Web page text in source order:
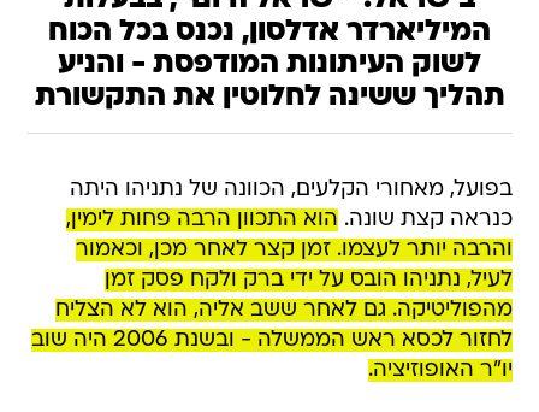
המיליארדר אדלסון, נכנס בכל הכוח
לשוק העיתונות המודפסת - והניע
תהליך ששינה לחלוטין את התקשורת
בפועל, מאחורי הקלעים, הכוונה של נתניהו היתה
כנראה קצת שונה. הוא התכוון הרבה פחות לימין,
והרבה יותר לעצמו. זמן קצר לאחר מכן, וכאמור
לעיל, נתניהו הובס על ידי ברק ולקח פסק זמן
מהפוליטיקה. גם לאחר ששב אליה, הוא לא הצליח
לחזור לכסא ראש הממשלה - ובשנת 2006 היה שוב
יו"ר האופוזיציה.